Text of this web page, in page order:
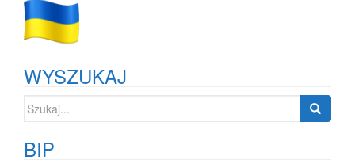
WYSZUKAJ
Szukaj:
BIP